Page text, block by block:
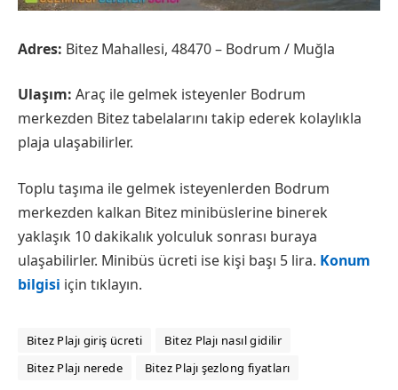
Adres: Bitez Mahallesi, 48470 – Bodrum / Muğla
Ulaşım: Araç ile gelmek isteyenler Bodrum
merkezden Bitez tabelalarını takip ederek kolaylıkla
plaja ulaşabilirler.
Toplu taşıma ile gelmek isteyenlerden Bodrum
merkezden kalkan Bitez minibüslerine binerek
yaklaşık 10 dakikalık yolculuk sonrası buraya
ulaşabilirler. Minibüs ücreti ise kişi başı 5 lira. Konum
bilgisi için tıklayın.
Bitez Plajı giriş ücreti
Bitez Plajı nasıl gidilir
Bitez Plajı nerede
Bitez Plajı şezlong fiyatları